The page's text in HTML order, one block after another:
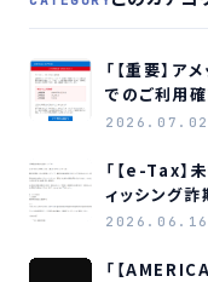
「【重要】ア
でのご利用
メールです
2026.07.02
「【e-Tax】
ィッシング
2026.06.16
「【